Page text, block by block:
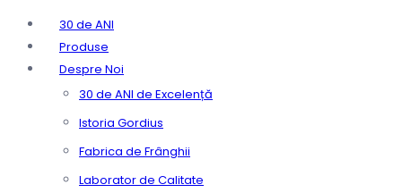
30 de ANI
Produse
Despre Noi
30 de ANI de Excelență
Istoria Gordius
Fabrica de Frânghii
Laborator de Calitate